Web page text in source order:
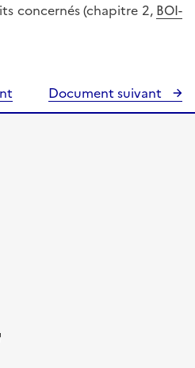
concernés (chapitre 2, BOI-
Document suivant